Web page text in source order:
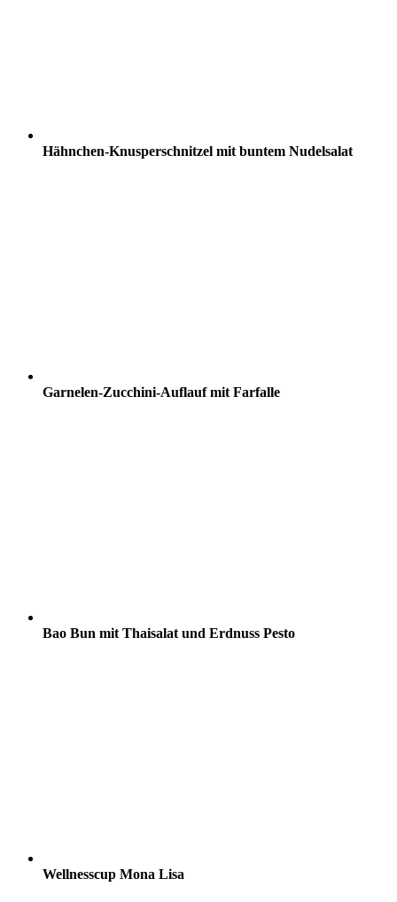
Hähnchen-Knusperschnitzel mit buntem Nudelsalat
Garnelen-Zucchini-Auflauf mit Farfalle
Bao Bun mit Thaisalat und Erdnuss Pesto
Wellnesscup Mona Lisa